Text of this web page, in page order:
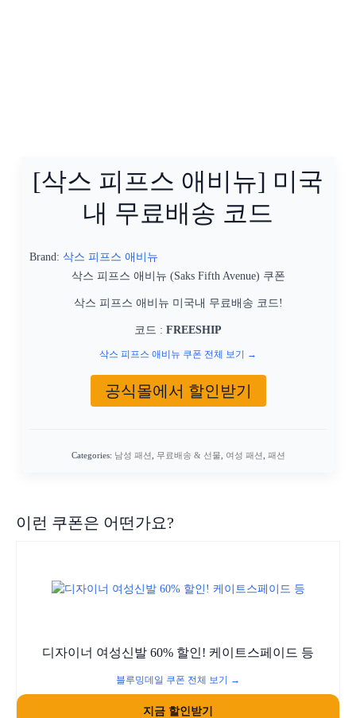
[삭스 피프스 애비뉴] 미국
내 무료배송 코드
Brand: 삭스 피프스 애비뉴
삭스 피프스 애비뉴 (Saks Fifth Avenue) 쿠폰
삭스 피프스 애비뉴 미국내 무료배송 코드!
코드 : FREESHIP
삭스 피프스 애비뉴 쿠폰 전체 보기 →
공식몰에서 할인받기
Categories: 남성 패션 무료배송 & 선물 여성 패션 패션
이런 쿠폰은 어떤가요?
디자이너 여성신발 60% 할인! 케이트스페이드 등
블루밍데일 쿠폰 전체 보기 →
지금 할인받기